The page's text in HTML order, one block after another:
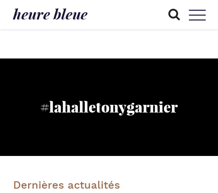
heure bleue
#lahalletonygarnier
Dernières actualités